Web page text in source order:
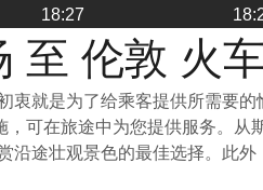
18:27
至 伦敦 火
就是为了给乘客提供所需要
可在旅途中为您提供服务。
途壮观景色的最佳选择。此